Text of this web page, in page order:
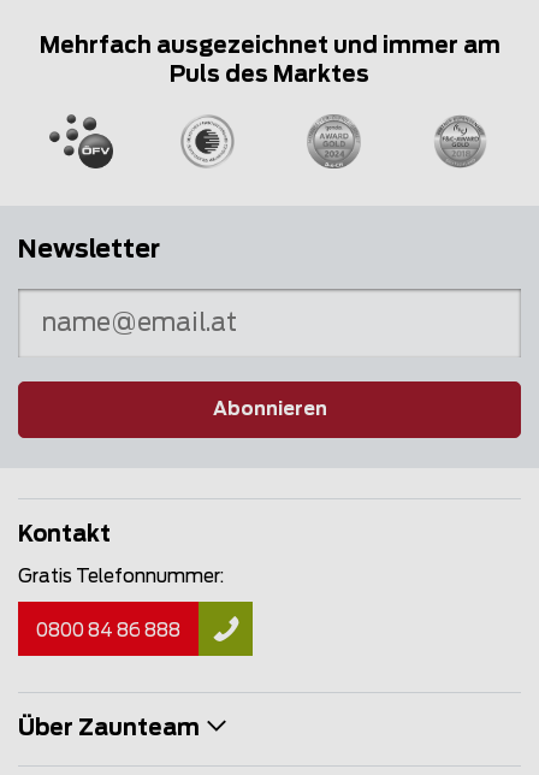
Mehrfach ausgezeichnet und immer am
Puls des Marktes
Newsletter
Abonnieren
Kontakt
Gratis Telefonnummer:
0800 84 86 888
Über Zaunteam